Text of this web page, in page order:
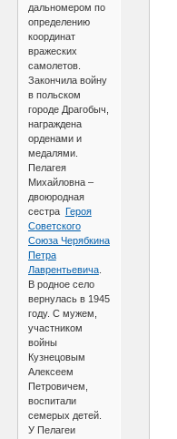
дальномером по
определению
координат
вражеских
самолетов.
Закончила войну
в польском
городе Драгобыч,
награждена
орденами и
медалями.
Пелагея
Михайловна –
двоюродная
сестра
Героя
Советского
Союза Черябкина
Петра
Лаврентьевича.
В родное село
вернулась в 1945
году. С мужем,
участником
войны
Кузнецовым
Алексеем
Петровичем,
воспитали
семерых детей.
У Пелагеи